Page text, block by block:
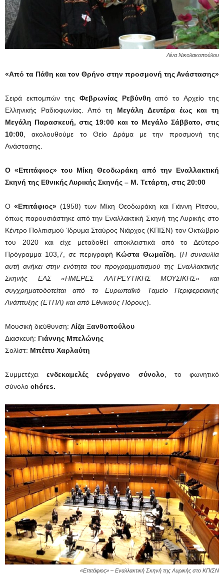
Λίνα Νικολακοπούλου
«Από τα Πάθη και τον Θρήνο στην προσμονή της Ανάστασης»
Σειρά εκπομπών της Φεβρωνίας Ρεβύνθη από το Αρχείο της
Ελληνικής Ραδιοφωνίας. Από τη Μεγάλη Δευτέρα έως και τη
Μεγάλη Παρασκευή, στις 19:00 και το Μεγάλο Σάββατο, στις
10:00 , ακολουθούμε το Θείο Δράμα με την προσμονή της
Ανάστασης.
Ο «Επιτάφιος» του Μίκη Θεοδωράκη από την Εναλλακτική
Σκηνή της Εθνικής Λυρικής Σκηνής – Μ. Τετάρτη, στις 20:00
Ο «Επιτάφιος» (1958) των Μίκη Θεοδωράκη και Γιάννη Ρίτσου,
όπως παρουσιάστηκε από την Εναλλακτική Σκηνή της Λυρικής στο
Κέντρο Πολιτισμού Ίδρυμα Σταύρος Νιάρχος (ΚΠΙΣΝ) τον Οκτώβριο
του 2020 και είχε μεταδοθεί αποκλειστικά από το Δεύτερο
Πρόγραμμα 103,7, σε περιγραφή Κώστα Θωμαΐδη. (H συναυλία
αυτή ανήκει στην ενότητα του προγραμματισμού της Εναλλακτικής
Σκηνής ΕΛΣ «ΗΜΕΡΕΣ ΛΑΤΡΕΥΤΙΚΗΣ ΜΟΥΣΙΚΗΣ» και
συγχρηματοδοτείται από το Ευρωπαϊκό Ταμείο Περιφερειακής
Ανάπτυξης (ΕΤΠΑ) και από Εθνικούς Πόρους).
Μουσική διεύθυνση: Λίζα Ξανθοπούλου
Διασκευή: Γιάννης Μπελώνης
Σολίστ: Μπέττυ Χαρλαύτη
Συμμετέχειενδεκαμελές ενόργανο σύνολο , το φωνητικό
σύνολο chórεs.
«Επιτάφιος» – Εναλλακτική Σκηνή της Λυρικής στο ΚΠΙΣΝ